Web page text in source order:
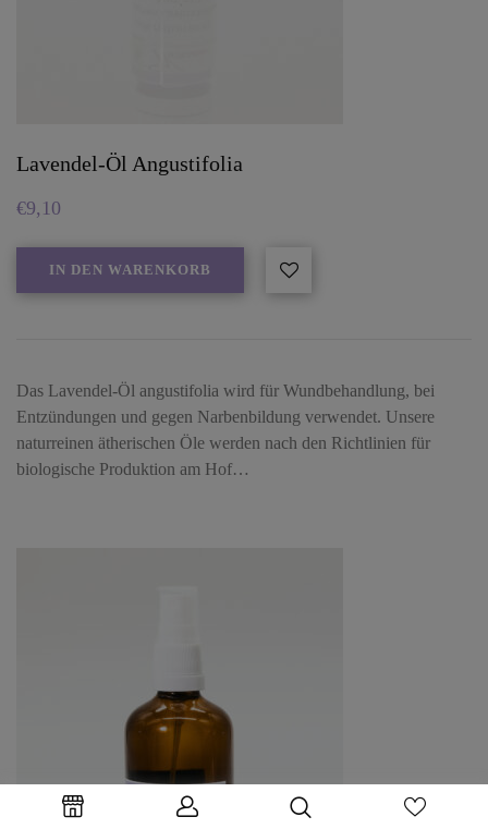
Lavendel-Öl Angustifolia
€9,10
IN DEN WARENKORB
Das Lavendel-Öl angustifolia wird für Wundbehandlung, bei
Entzündungen und gegen Narbenbildung verwendet. Unsere
naturreinen ätherischen Öle werden nach den Richtlinien für
biologische Produktion am Hof…